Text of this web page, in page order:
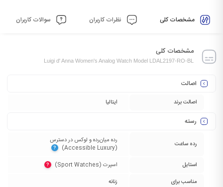
مشخصات کلی نظرات کاربران سوالات کاربران
مشخصات کلی
Luigi d' Anna Women's Analog Watch Model LDAL2197-RO-BL
اصالت
اصالت برند ایتالیا
رسته
رده ساعت
رده میان‌رده و لوکس در دسترس
(Accessible Luxury)‏
?
استایل اسپرت (Sport Watches)‏ ?
مناسب برای زنانه